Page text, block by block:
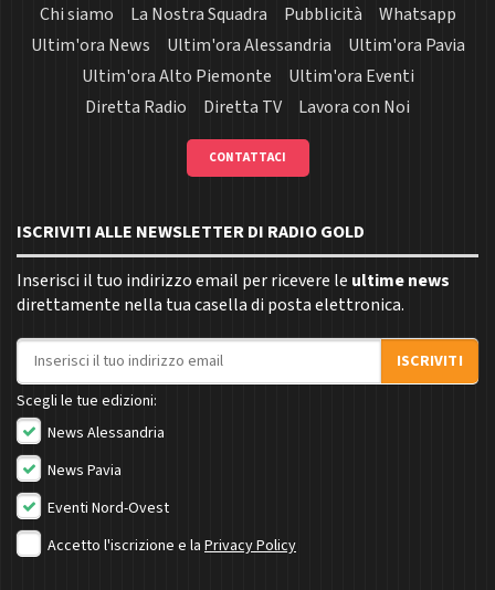
Chi siamo La Nostra Squadra Pubblicità
Whatsapp
Ultim'ora News
Ultim'ora Alessandria
Ultim'ora Pavia
Ultim'ora Alto Piemonte
Ultim'ora Eventi
Diretta Radio
Diretta TV Lavora con Noi
CONTATTACI
ISCRIVITI ALLE NEWSLETTER DI RADIO GOLD
Inserisci il tuo indirizzo email per ricevere le ultime news
direttamente nella tua casella di posta elettronica.
Indirizzo email
ISCRIVITI
Scegli le tue edizioni:
News Alessandria
News Pavia
Eventi Nord-Ovest
Accetto l'iscrizione e la Privacy Policy